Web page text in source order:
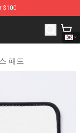
$100
Merchandise Store
패드